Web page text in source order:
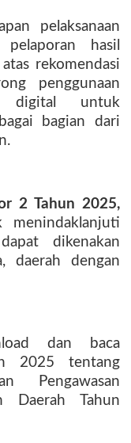
pelaksanaan
hasil
rekomendasi
penggunaan
digital untuk
bagian dari
2 Tahun 2025,
menindaklanjuti
dikenakan
daerah dengan
dan baca
2025 tentang
Pengawasan
Daerah Tahun